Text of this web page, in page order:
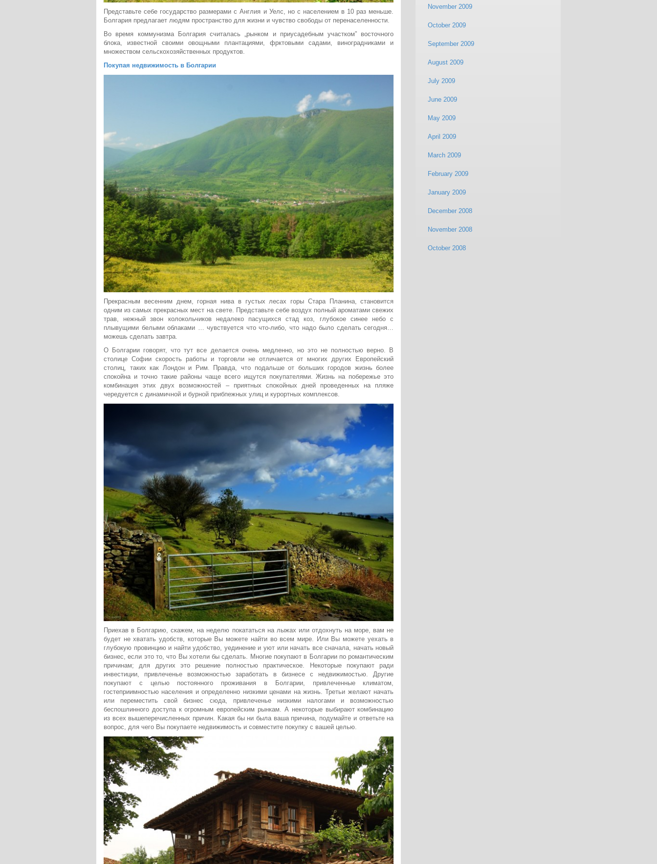
Представьте себе государство размерами с Англия и Уелс, но с населением в 10 раз меньше.
Болгария предлагает людям пространство для жизни и чувство свободы от перенаселенности.
Во время коммунизма Болгария считалась „рынком и приусадебным участком” восточного
блока, известной своими овощными плантациями, фрктовыми садами, виноградниками и
множеством сельскохозяйственных продуктов.
Покупая недвижимость в Болгарии
Прекрасным весенним днем, горная нива в густых лесах горы Стара Планина, становится
одним из самых прекрасных мест на свете. Представьте себе воздух полный ароматами свежих
трав, нежный звон колокольчиков недалеко пасущихся стад коз, глубокое синее небо с
плывущими белыми облаками … чувствуется что что-либо, что надо было сделать сегодня…
можешь сделать завтра.
О Болгарии говорят, что тут все делается очень медленно, но это не полностью верно. В
столице Софии скорость работы и торговли не отличается от многих других Европейский
столиц, таких как Лондон и Рим. Правда, что подальше от больших городов жизнь более
спокойна и точно такие районы чаще всего ищутся покупателями. Жизнь на побережье это
комбинация этих двух возможностей – приятных спокойных дней проведенных на пляже
чередуется с динамичной и бурной прибпежных улиц и курортных комплексов.
Приехав в Болгарию, скажем, на неделю покататься на лыжах или отдохнуть на море, вам не
будет не хватать удобств, которые Вы можете найти во всем мире. Или Вы можете уехать в
глубокую провинцию и найти удобство, уединение и уют или начать все сначала, начать новый
бизнес, если это то, что Вы хотели бы сделать. Многие покупают в Болгарии по романтическим
причинам; для других это решение полностью практическое. Некоторые покупают ради
инвестиции, привлеченье возможностью заработать в бизнесе с недвижимостью. Другие
покупают с целью постоянного проживания в Болгарии, привлеченные климатом,
гостеприимностью населения и определенно низкими ценами на жизнь. Третьи желают начать
или переместить свой бизнес сюда, привлеченье низкими налогами и возможностью
беспошлинного доступа к огромным европейским рынкам. А некоторые выбирают комбинацию
из всех вышеперечисленных причин. Какая бы ни была ваша причина, подумайте и ответьте на
вопрос, для чего Вы покупаете недвижимость и совместите покупку с вашей целью.
November 2009
October 2009
September 2009
August 2009
July 2009
June 2009
May 2009
April 2009
March 2009
February 2009
January 2009
December 2008
November 2008
October 2008